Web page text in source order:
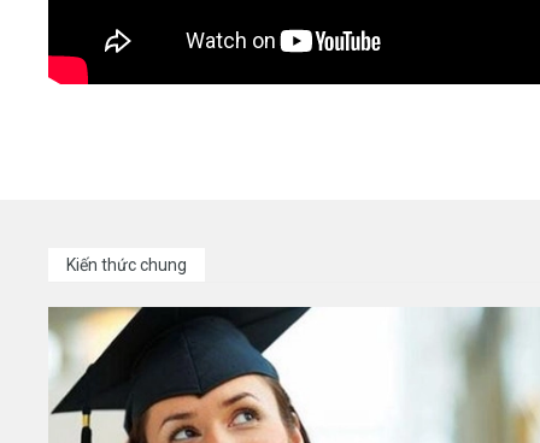
Kiến thức chung